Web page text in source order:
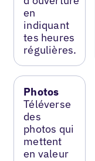
en
indiquant
tes heures
régulières.
Photos
Téléverse
des
photos qui
mettent
en valeur